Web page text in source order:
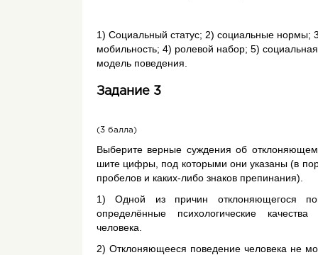
1) Социальный статус; 2) социальные нормы;
мобильность; 4) ролевой набор; 5)
модель поведения.
Задание 3
(3 балла)
Вы­бе­ри­те вер­ные суж­де­ния об
ши­те цифры, под ко­то­ры­ми они ука­за­ны (в
пробелов и каких-либо знаков препинания).
1) Одной из при­чин от­кло­ня­ю­ще­го­ся
определённые психологические
человека.
2) Отклоняющееся поведение человека не